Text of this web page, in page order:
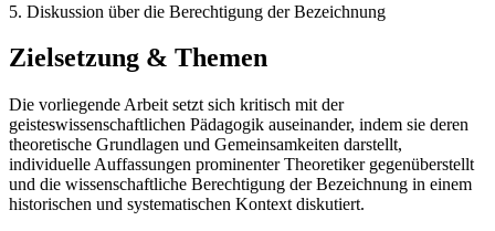
5. Diskussion über die Berechtigung der Bezeichnung
Zielsetzung & Themen
Die vorliegende Arbeit setzt sich kritisch mit der
geisteswissenschaftlichen Pädagogik auseinander, indem sie deren
theoretische Grundlagen und Gemeinsamkeiten darstellt,
individuelle Auffassungen prominenter Theoretiker gegenüberstellt
und die wissenschaftliche Berechtigung der Bezeichnung in einem
historischen und systematischen Kontext diskutiert.